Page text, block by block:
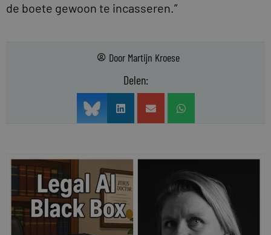
de boete gewoon te incasseren.”
Door Martijn Kroese
Delen: